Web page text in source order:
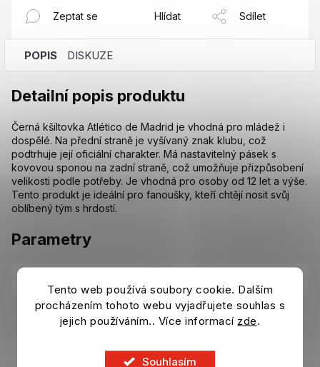
Tento web používá soubory cookie. Dalším
procházením tohoto webu vyjadřujete souhlas s
jejich používáním.. Více informací zde.
Souhlasím
Zeptat se Hlídat Sdílet
POPIS DISKUZE
Detailní popis produktu
Černá kšiltovka Atlético de Madrid je vhodná pro mládež i
dospělé. Na přední straně je vyšívaný znak klubu, což
podtrhuje její oficiální charakter. Má nastavitelný pásek s
kovovou sponou na zadní straně, což umožňuje přizpůsobení
velikosti podle potřeby. Je vhodná pro osoby od 12 let a výše.
Tento produkt je ideální pro fanoušky, kteří chtějí nosit svůj
oblíbený tým s hrdostí.
Parametry
EAN 8447260008438